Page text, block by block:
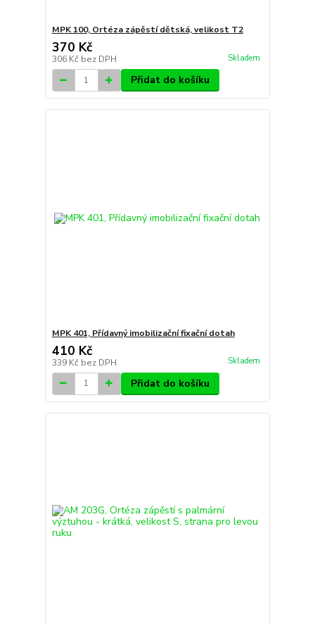
MPK 100, Ortéza zápěstí dětská, velikost T2
370 Kč
306 Kč bez DPH Skladem
Přidat do košíku
MPK 401, Přídavný imobilizační fixační dotah
410 Kč
339 Kč bez DPH Skladem
Přidat do košíku